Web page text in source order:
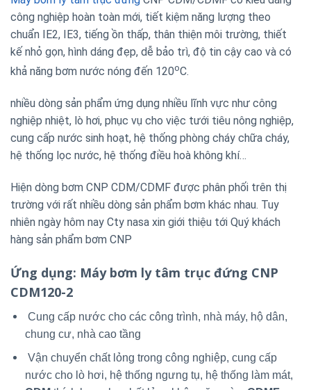
công nghiệp hoàn toàn mới, tiết kiệm năng lượng theo
chuẩn IE2, IE3, tiếng ồn thấp, thân thiện môi trường, thiết
kế nhỏ gọn, hình dáng đẹp, dễ bảo trì, độ tin cậy cao và có
khả năng bơm nước nóng đến 120oC.
nhiều dòng sản phẩm ứng dụng nhiều lĩnh vực như công
nghiệp nhiệt, lò hơi, phục vụ cho việc tưới tiêu nông nghiệp,
cung cấp nước sinh hoạt, hệ thống phòng cháy chữa cháy,
hệ thống lọc nước, hệ thống điều hoà không khí…
Hiện dòng bơm CNP CDM/CDMF được phân phối trên thị
trường với rất nhiều dòng sản phẩm bơm khác nhau. Tuy
nhiên ngày hôm nay Cty nasa xin giới thiệu tới Quý khách
hàng sản phẩm bơm CNP
Ứng dụng: Máy bơm ly tâm trục đứng CNP
CDM120-2
Cung cấp nước cho các công trình, nhà máy, hộ dân,
chung cư, nhà cao tầng
Vận chuyển chất lỏng trong công nghiệp, cung cấp
nước cho lò hơi, hệ thống ngưng tụ, hệ thống làm mát,